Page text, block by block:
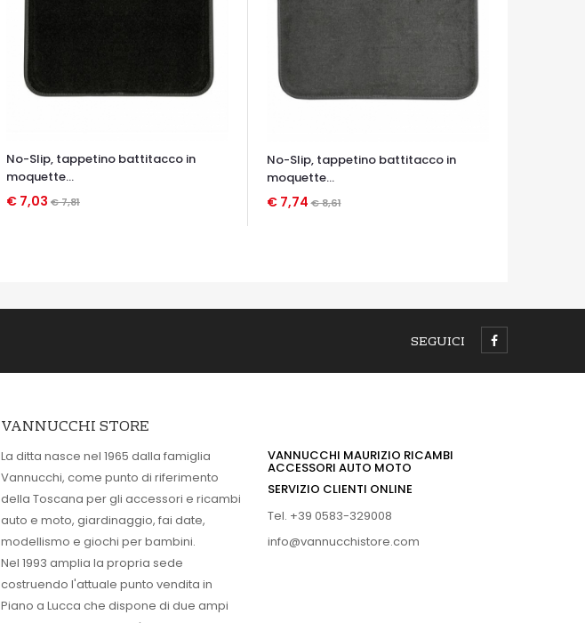
No-Slip, tappetino battitacco in
moquette...
€ 7,03 € 7,81
No-Slip, tappetino battitacco in
moquette...
€ 7,74€ 8,61
SEGUICI
VANNUCCHI STORE
La ditta nasce nel 1965 dalla famiglia
Vannucchi, come punto di riferimento
della Toscana per gli accessori e ricambi
auto e moto, giardinaggio, fai date,
modellismo e giochi per bambini.
Nel 1993 amplia la propria sede
costruendo l'attuale punto vendita in
Piano a Lucca che dispone di due ampi
VANNUCCHI MAURIZIO RICAMBI
ACCESSORI AUTO MOTO
SERVIZIO CLIENTI ONLINE
Tel. +39 0583-329008
info@vannucchistore.com